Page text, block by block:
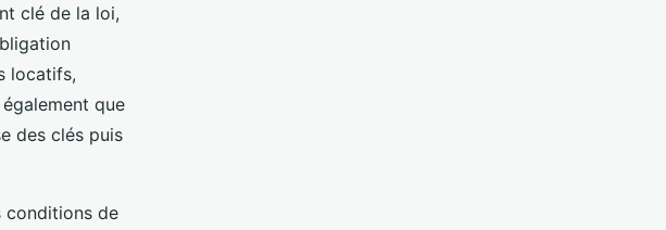
clé de la loi,
locatifs,
que
des clés puis
conditions de